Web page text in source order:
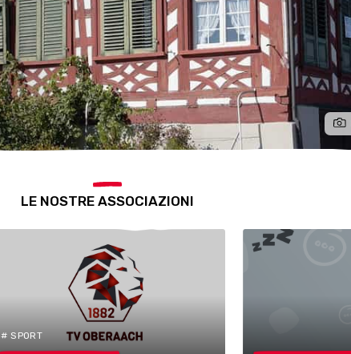
LE NOSTRE ASSOCIAZIONI
# SPORT